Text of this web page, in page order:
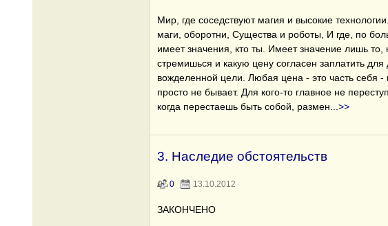
Мир, где соседствуют магия и высокие
маги, оборотни, Существа и роботы, И где, по
имеет значения, кто ты. Имеет значение лишь то,
стремишься и какую цену согласен заплатить для
вожделенной цели. Любая цена - это часть себя -
просто не бывает. Для кого-то главное не
когда перестаешь быть собой, размен
>>
3. Наследие обстоятельств
0 13.10.2012
ЗАКОНЧЕНО